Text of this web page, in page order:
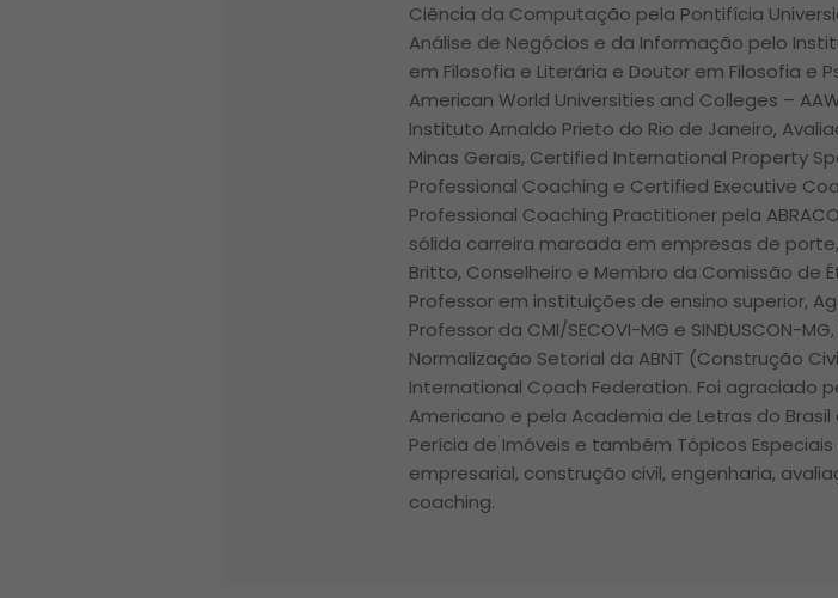
Ciência da Computação pela Pontifícia
Análise de Negócios e da Informação pelo
em Filosofia e Literária e Doutor em Filosofia e
American World Universities and Colleges –
Instituto Arnaldo Prieto do Rio de Janeiro,
Minas Gerais, Certified International Property
Professional Coaching e Certified Executive
Professional Coaching Practitioner pela
sólida carreira marcada em empresas de
Britto, Conselheiro e Membro da Comissão de
Professor em instituições de ensino superior,
Professor da CMI/SECOVI-MG e SINDUSCON-
Normalização Setorial da ABNT (Construção
International Coach Federation. Foi agraciado
Americano e pela Academia de Letras do
Perícia de Imóveis e também Tópicos
empresarial, construção civil, engenharia,
coaching.